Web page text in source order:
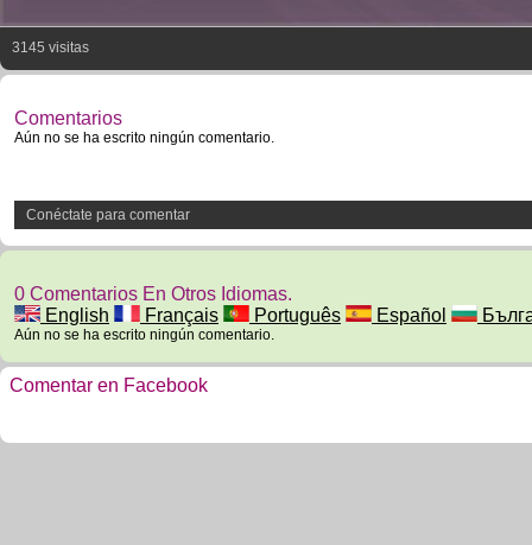
3145 visitas
Comentarios
Aún no se ha escrito ningún comentario.
Conéctate para comentar
0 Comentarios En Otros Idiomas.
English
Français Português Español
Aún no se ha escrito ningún comentario.
Comentar en Facebook